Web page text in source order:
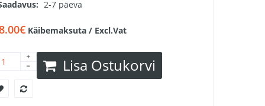
2-7 päeva
Käibemaksuta / Excl.Vat
Lisa Ostukorvi